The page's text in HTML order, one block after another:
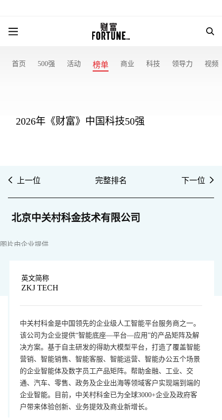
首页 500强 活动 榜单 商业 科技 领导力 视频
2026年《财富》中国科技50强
上一位 完整排名 下一位
北京中关村科金技术有限公司
图片由企业提供
英文简称
ZKJ TECH
中关村科金是中国领先的企业级人工智能平台服务商之一。
该公司为企业提供“智能底座—平台—应用”的产品矩阵及解
决方案。基于自主研发的得助大模型平台，打造了覆盖智能
营销、智能销售、智能客服、智能运营、智能办公五个场景
的企业智能体及数字员工产品矩阵。帮助金融、工业、交
通、汽车、零售、政务及企业出海等领域客户实现端到端的
企业智能。目前，中关村科金已为全球3000+企业及政府客
户带来体验创新、业务提效及商业新增长。